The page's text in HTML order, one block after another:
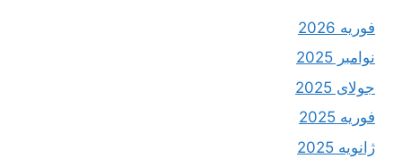
فوریه 2026
نوامبر 2025
جولای 2025
فوریه 2025
ژانویه 2025